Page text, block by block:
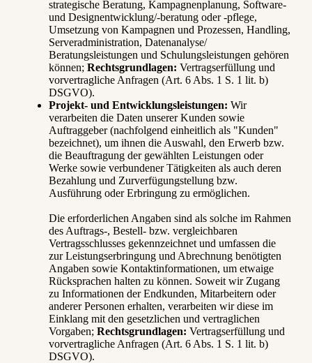
strategische Beratung, Kampagnenplanung, Software-
und Designentwicklung/-beratung oder -pflege,
Umsetzung von Kampagnen und Prozessen, Handling,
Serveradministration, Datenanalyse/
Beratungsleistungen und Schulungsleistungen gehören
können; Rechtsgrundlagen: Vertragserfüllung und
vorvertragliche Anfragen (Art. 6 Abs. 1 S. 1 lit. b)
DSGVO).
Projekt- und Entwicklungsleistungen: Wir
verarbeiten die Daten unserer Kunden sowie
Auftraggeber (nachfolgend einheitlich als "Kunden"
bezeichnet), um ihnen die Auswahl, den Erwerb bzw.
die Beauftragung der gewählten Leistungen oder
Werke sowie verbundener Tätigkeiten als auch deren
Bezahlung und Zurverfügungstellung bzw.
Ausführung oder Erbringung zu ermöglichen.
Die erforderlichen Angaben sind als solche im Rahmen
des Auftrags-, Bestell- bzw. vergleichbaren
Vertragsschlusses gekennzeichnet und umfassen die
zur Leistungserbringung und Abrechnung benötigten
Angaben sowie Kontaktinformationen, um etwaige
Rücksprachen halten zu können. Soweit wir Zugang
zu Informationen der Endkunden, Mitarbeitern oder
anderer Personen erhalten, verarbeiten wir diese im
Einklang mit den gesetzlichen und vertraglichen
Vorgaben; Rechtsgrundlagen: Vertragserfüllung und
vorvertragliche Anfragen (Art. 6 Abs. 1 S. 1 lit. b)
DSGVO).